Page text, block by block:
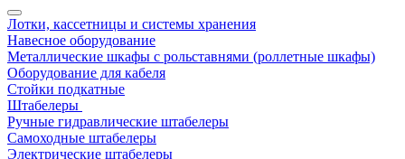
Лотки, кассетницы и системы хранения
Навесное оборудование
Металлические шкафы с рольставнями (роллетные шкафы)
Оборудование для кабеля
Стойки подкатные
Штабелеры
Ручные гидравлические штабелеры
Самоходные штабелеры
Электрические штабелеры